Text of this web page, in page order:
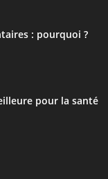
: pourquoi ?
pour la santé